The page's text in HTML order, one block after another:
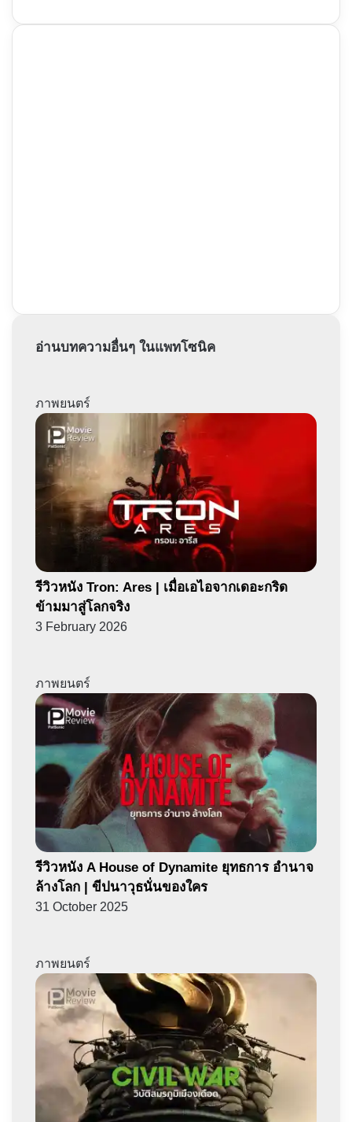
อ่านบทความอื่นๆ ในแพทโซนิค
ภาพยนตร์
รีวิวหนัง Tron: Ares | เมื่อเอไอจากเดอะกริด
ข้ามมาสู่โลกจริง
3 February 2026
ภาพยนตร์
รีวิวหนัง A House of Dynamite ยุทธการ อำนาจ
ล้างโลก | ขีปนาวุธนั่นของใคร
31 October 2025
ภาพยนตร์